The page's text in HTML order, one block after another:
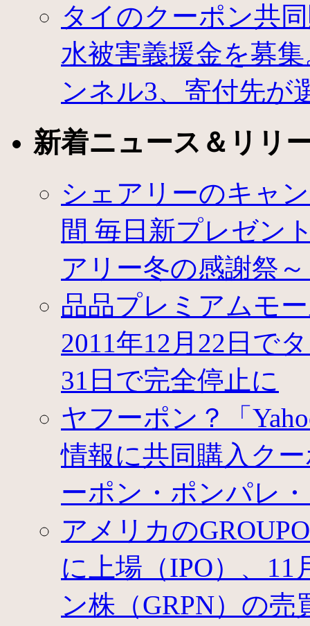
3、
寄
先
が
選
択
は
タイのクーポン共
水被害義援金を募
ンネル3、寄付先が
新着ニュース＆リリ
シェアリーのキャ
間 毎日新プレゼン
アリー冬の感謝祭
品品プレミアムモ
2011年12月22日で
31日で完全停止に
ヤフーポン？「
情報に共同購入ク
ーポン・ポンパレ
アメリカの
に上場（IPO）、
ン株（GRPN）の売